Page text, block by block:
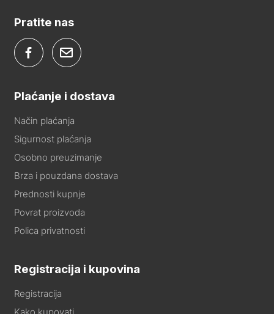
Pratite nas
Plaćanje i dostava
Način plaćanja
Sigurnost plaćanja
Osobno preuzimanje
Brza i pouzdana dostava
Prednosti kupnje
Povrat proizvoda
Polica privatnosti
Registracija i kupovina
Registracija